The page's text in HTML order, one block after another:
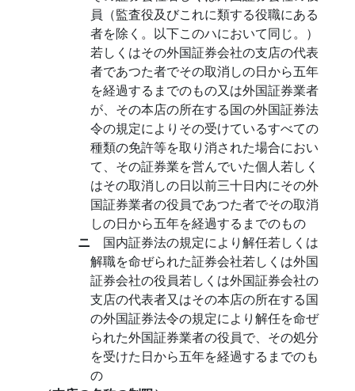
員（監査役及びこれに類する役職にある
者を除く。以下このハにおいて同じ。）
若しくはその外国証券会社の支店の代表
者であつた者でその取消しの日から五年
を経過するまでのもの又は外国証券業者
が、その本店の所在する国の外国証券法
令の規定によりその受けているすべての
種類の免許等を取り消された場合におい
て、その証券業を営んでいた個人若しく
はその取消しの日以前三十日内にその外
国証券業者の役員であつた者でその取消
しの日から五年を経過するまでのもの
ニ 国内証券法の規定により解任若しくは
解職を命ぜられた証券会社若しくは外国
証券会社の役員若しくは外国証券会社の
支店の代表者又はその本店の所在する国
の外国証券法令の規定により解任を命ぜ
られた外国証券業者の役員で、その処分
を受けた日から五年を経過するまでのも
の